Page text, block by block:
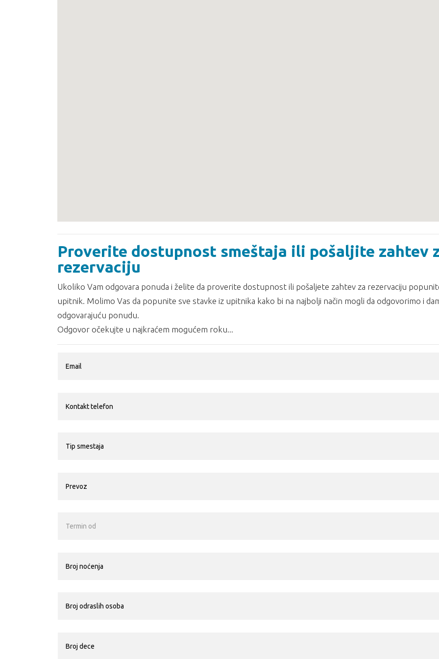
Proverite dostupnost smeštaja ili pošaljite zahtev
rezervaciju
Ukoliko Vam odgovara ponuda i želite da proverite dostupnost ili pošaljete zahtev za rezervaciju
upitnik. Molimo Vas da popunite sve stavke iz upitnika kako bi na najbolji način mogli da odgovorimo i
odgovarajuću ponudu.
Odgovor očekujte u najkraćem mogućem roku...